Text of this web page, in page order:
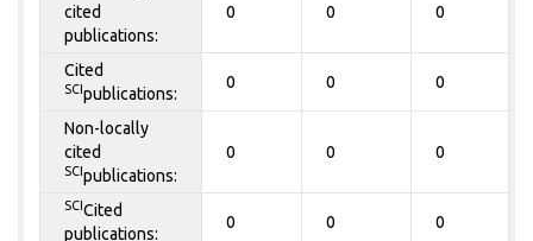
cited
publications:
0 0 0
Cited
SCIpublications:
0 0 0
Non-locally
cited
SCIpublications:
0 0 0
SCICited
publications:
0 0 0